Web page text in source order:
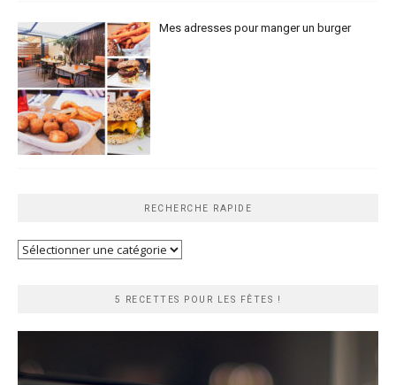
Mes adresses pour manger un burger
RECHERCHE RAPIDE
Recherche
5 RECETTES POUR LES FÊTES !